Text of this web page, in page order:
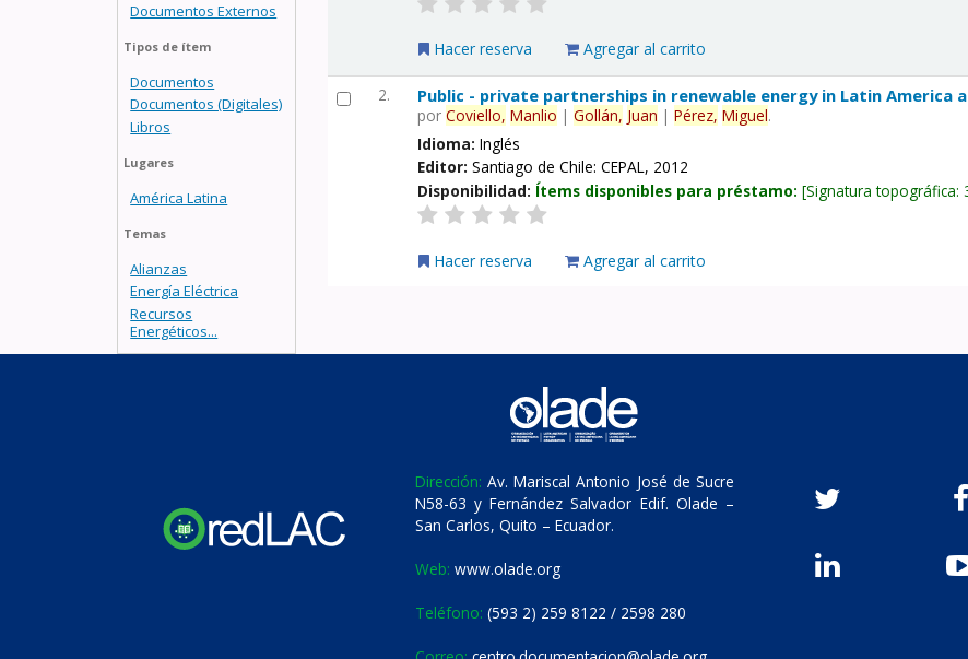
Documentos Externos
Tipos de ítem
Documentos
Documentos (Digitales)
Libros
Lugares
América Latina
Temas
Alianzas
Energía Eléctrica
Recursos
Energéticos...
Hacer reserva Agregar al carrito
2. Public - private partnerships in renewable energy in Latin America
porCoviello, Manlio |Gollán, Juan |Pérez, Miguel.
Idioma:Inglés
Editor:Santiago de Chile: CEPAL, 2012
Disponibilidad: Ítems disponibles para préstamo: Signatura topográfica:
Hacer reserva Agregar al carrito
Dirección: Av. Mariscal Antonio José de Sucre
N58-63 y Fernández Salvador Edif. Olade –
San Carlos, Quito – Ecuador.
Web: www.olade.org
Teléfono: (593 2) 259 8122 / 2598 280